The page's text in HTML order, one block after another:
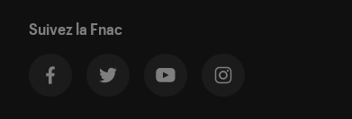
Suivez la Fnac